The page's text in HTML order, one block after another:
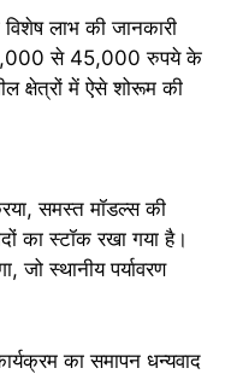
लाभ की जानकारी
से 45,000 रुपये के
क्षेत्रों में ऐसे शोरूम की
समस्त मॉडल्स की
का स्टॉक रखा गया है।
जो स्थानीय पर्यावरण
का समापन धन्यवाद